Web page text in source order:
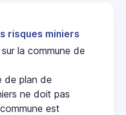
risques miniers
la commune de
de plan de
ne doit pas
est